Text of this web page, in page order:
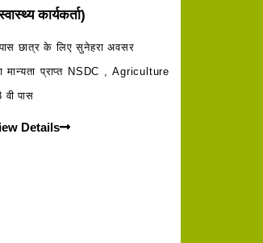
कार्यकर्ता)
छात्र के लिए सुनेहरा अवसर
मान्यता प्राप्त NSDC , Agriculture
वी पास
Details